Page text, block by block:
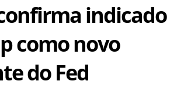
indicado
como novo
do Fed